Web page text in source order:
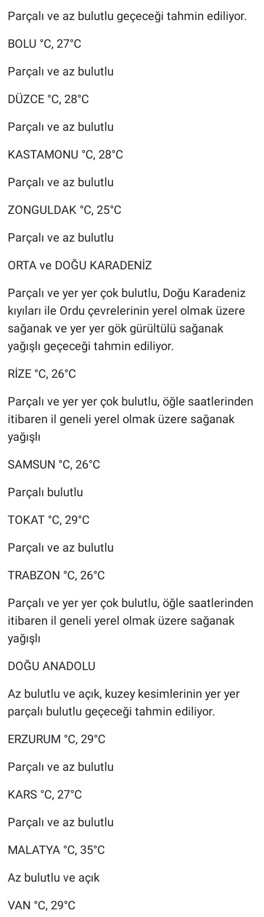
Parçalı ve az bulutlu geçeceği tahmin ediliyor.
BOLU °C, 27°C
Parçalı ve az bulutlu
DÜZCE °C, 28°C
Parçalı ve az bulutlu
KASTAMONU °C, 28°C
Parçalı ve az bulutlu
ZONGULDAK °C, 25°C
Parçalı ve az bulutlu
ORTA ve DOĞU KARADENİZ
Parçalı ve yer yer çok bulutlu, Doğu Karadeniz
kıyıları ile Ordu çevrelerinin yerel olmak üzere
sağanak ve yer yer gök gürültülü sağanak
yağışlı geçeceği tahmin ediliyor.
RİZE °C, 26°C
Parçalı ve yer yer çok bulutlu, öğle saatlerinden
itibaren il geneli yerel olmak üzere sağanak
yağışlı
SAMSUN °C, 26°C
Parçalı bulutlu
TOKAT °C, 29°C
Parçalı ve az bulutlu
TRABZON °C, 26°C
Parçalı ve yer yer çok bulutlu, öğle saatlerinden
itibaren il geneli yerel olmak üzere sağanak
yağışlı
DOĞU ANADOLU
Az bulutlu ve açık, kuzey kesimlerinin yer yer
parçalı bulutlu geçeceği tahmin ediliyor.
ERZURUM °C, 29°C
Parçalı ve az bulutlu
KARS °C, 27°C
Parçalı ve az bulutlu
MALATYA °C, 35°C
Az bulutlu ve açık
VAN °C, 29°C